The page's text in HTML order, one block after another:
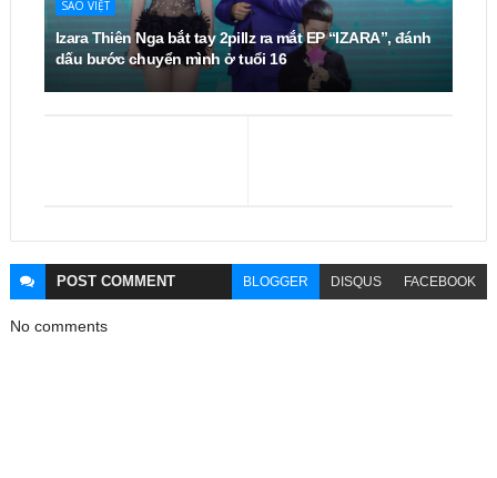
SAO VIỆT
Izara Thiên Nga bắt tay 2pillz ra mắt EP “IZARA”, đánh
dấu bước chuyển mình ở tuổi 16
POST COMMENT BLOGGER DISQUS FACEBOOK
No comments